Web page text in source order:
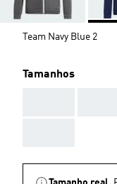
Team Navy Blue 2
Tamanhos